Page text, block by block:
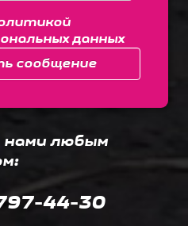
данных
сообщение
нами любым
44-30